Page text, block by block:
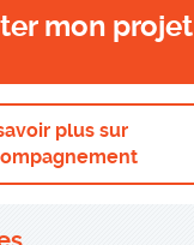
mon projet
plus sur